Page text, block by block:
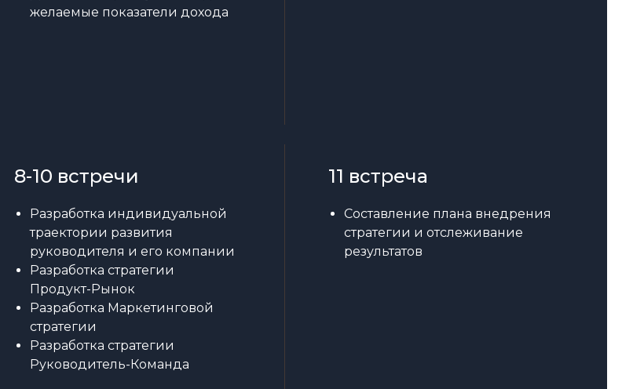
желаемые показатели дохода
8-10 встречи
Разработка индивидуальной
траектории развития
руководителя и его компании
Разработка стратегии
Продукт-Рынок
Разработка Маркетинговой
стратегии
Разработка стратегии
Руководитель-Команда
11 встреча
Составление плана внедрения
стратегии и отслеживание
результатов